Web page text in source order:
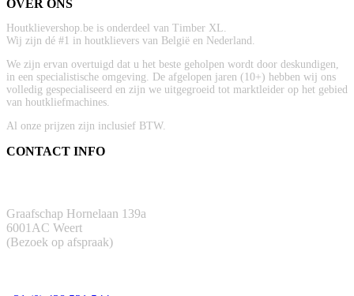
OVER ONS
Houtklievershop.be is onderdeel van Timber XL.
Wij zijn dé #1 in houtklievers van België en Nederland.
We zijn ervan overtuigd dat u het beste geholpen wordt door deskundigen,
in een specialistische omgeving. De afgelopen jaren (10+) hebben wij ons
volledig gespecialiseerd en zijn we uitgegroeid tot marktleider op het gebied
van houtkliefmachines.
Al onze prijzen zijn inclusief BTW.
CONTACT INFO
Graafschap Hornelaan 139a
6001AC Weert
(Bezoek op afspraak)